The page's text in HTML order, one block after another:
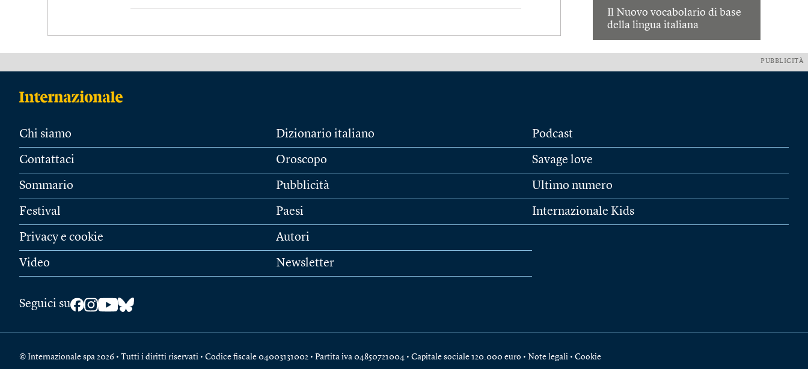
Il Nuovo vocabolario di base
della lingua italiana
PUBBLICITÀ
Chi siamo
Contattaci
Sommario
Festival
Privacy e cookie
Video
Dizionario italiano
Oroscopo
Pubblicità
Paesi
Autori
Newsletter
Podcast
Savage love
Ultimo numero
Internazionale Kids
Seguici su
© Internazionale spa 2026 • Tutti i diritti riservati • Codice fiscale 04003131002 • Partita iva 04850721004 • Capitale sociale 120.000 euro • Note legali • Cookie